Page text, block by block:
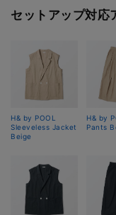
セットアップ対応
H& by POOL
Sleeveless Jacket
Beige
H& by
Pants